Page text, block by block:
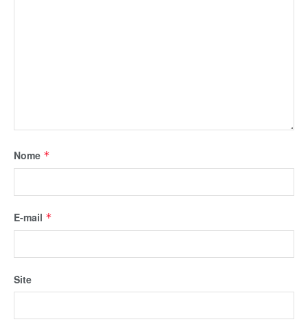
Nome *
E-mail *
Site